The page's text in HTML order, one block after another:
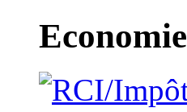
Economie